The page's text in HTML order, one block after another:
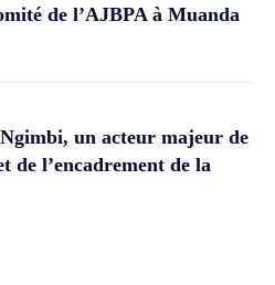
de l’AJBPA à Muanda
un acteur majeur de
de l’encadrement de la